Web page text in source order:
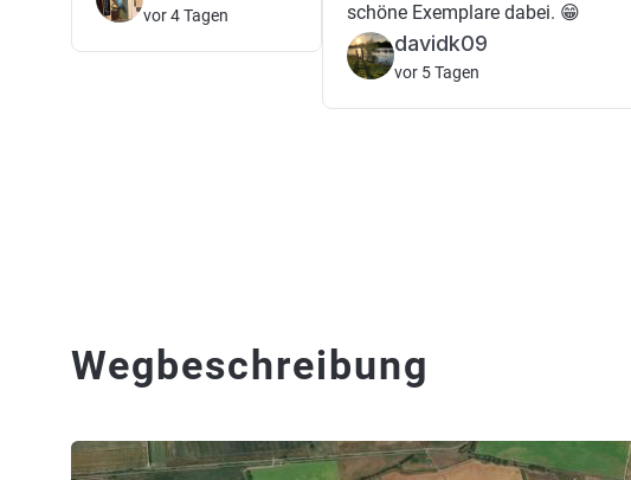
vor 4 Tagen
schöne Exemplare dabei. 😁
davidk09
vor 5 Tagen
Wegbeschreibung